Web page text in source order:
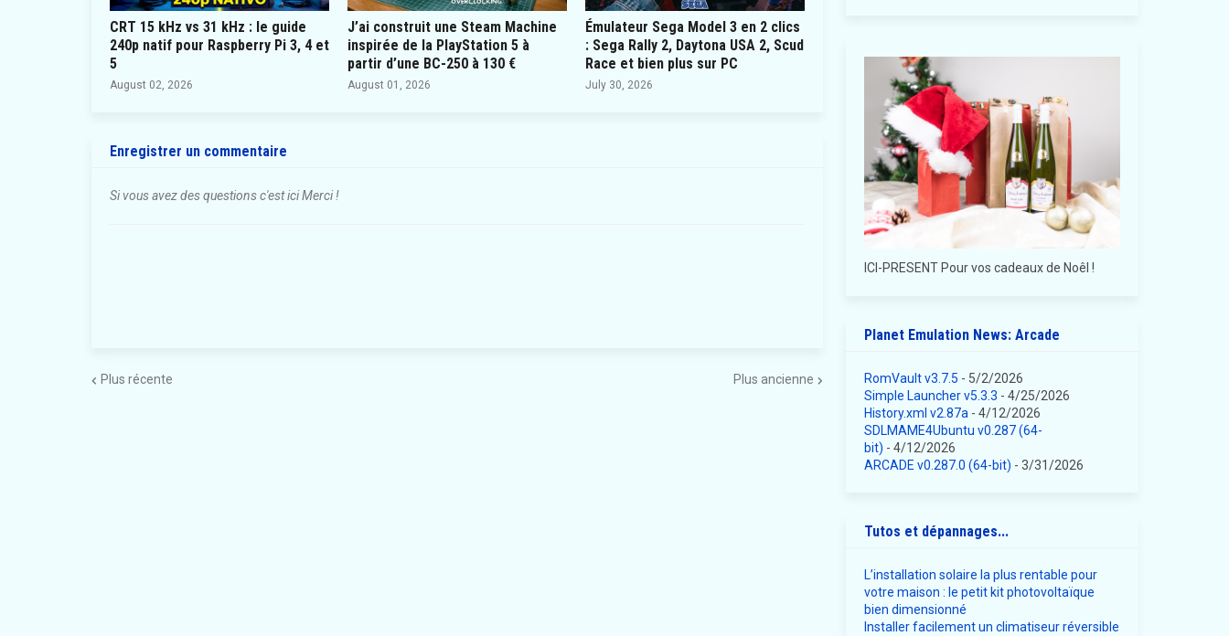
CRT 15 kHz vs 31 kHz : le guide
240p natif pour Raspberry Pi 3, 4 et
5
August 02, 2026
J’ai construit une Steam Machine
inspirée de la PlayStation 5 à
partir d’une BC-250 à 130 €
August 01, 2026
Émulateur Sega Model 3 en 2 clics
: Sega Rally 2, Daytona USA 2, Scud
Race et bien plus sur PC
July 30, 2026
Enregistrer un commentaire
Si vous avez des questions c'est ici Merci !
Plus récente Plus ancienne
ICI-PRESENT Pour vos cadeaux de Noêl !
Planet Emulation News: Arcade
RomVault v3.7.5 - 5/2/2026
Simple Launcher v5.3.3 - 4/25/2026
History.xml v2.87a - 4/12/2026
SDLMAME4Ubuntu v0.287 (64-
bit) - 4/12/2026
ARCADE v0.287.0 (64-bit) - 3/31/2026
Tutos et dépannages...
L’installation solaire la plus rentable pour
votre maison : le petit kit photovoltaïque
bien dimensionné
Installer facilement un climatiseur réversible